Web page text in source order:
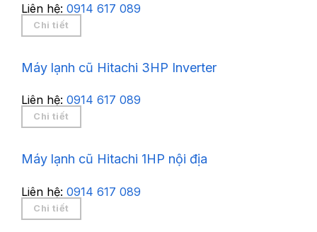
Liên hệ: 0914 617 089
Chi tiết
Máy lạnh cũ Hitachi 3HP Inverter
Liên hệ: 0914 617 089
Chi tiết
Máy lạnh cũ Hitachi 1HP nội địa
Liên hệ: 0914 617 089
Chi tiết